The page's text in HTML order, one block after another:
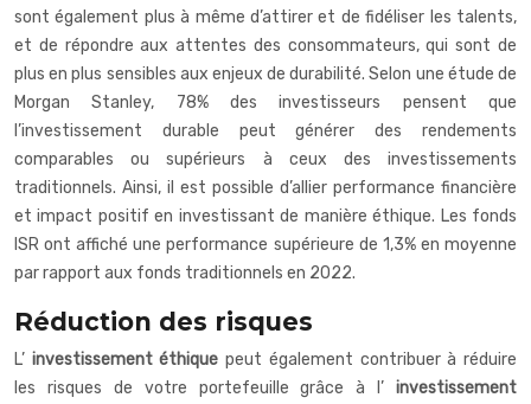
sont également plus à même d’attirer et de fidéliser les talents,
et de répondre aux attentes des consommateurs, qui sont de
plus en plus sensibles aux enjeux de durabilité. Selon une étude de
Morgan Stanley, 78% des investisseurs pensent que
l’investissement durable peut générer des rendements
comparables ou supérieurs à ceux des investissements
traditionnels. Ainsi, il est possible d’allier performance financière
et impact positif en investissant de manière éthique. Les fonds
ISR ont affiché une performance supérieure de 1,3% en moyenne
par rapport aux fonds traditionnels en 2022.
Réduction des risques
L’ investissement éthiquepeut également contribuer à réduire
les risques de votre portefeuille grâce à l’ investissement